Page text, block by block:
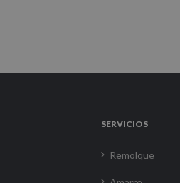
SERVICIOS
Remolque